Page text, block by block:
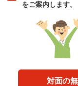
をご案内します。
対面の